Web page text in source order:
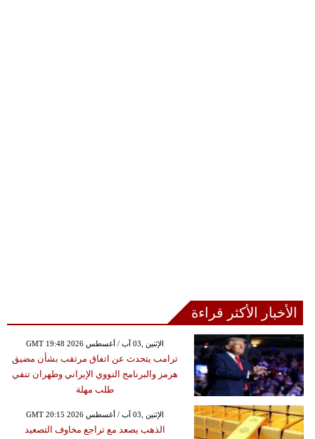
الأخبار الأكثر قراءة
GMT 19:48 2026 الإثنين ,03 آب / أغسطس
ترامب يتحدث عن اتفاق مرتقب بشأن مضيق
هرمز والبرنامج النووي الإيراني وطهران تنفي
طلب مهلة
GMT 20:15 2026 الإثنين ,03 آب / أغسطس
الذهب يصعد مع تراجع مخاوف التصعيد